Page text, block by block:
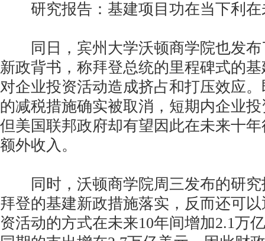
研究报告：基建项目功在当下利在
同日，宾州大学沃顿商学院也发布
新政背书，称拜登总统的里程碑式的
对企业投资活动造成挤占和打压效应
的减税措施确实被取消，短期内企业
但美国联邦政府却有望因此在未来十
额外收入。
同时，沃顿商学院周三发布的研究
拜登的基建新政措施落实，反而还可
资活动的方式在未来10年间增加2.1万